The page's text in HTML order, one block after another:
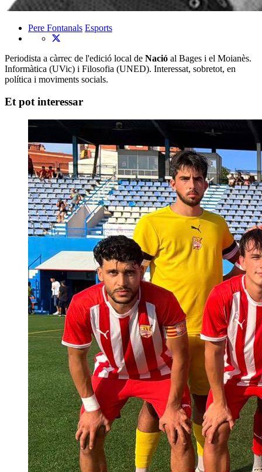
Pere Fontanals Esports
Periodista a càrrec de l'edició local de Nació al Bages i el Moianès.
Informàtica (UVic) i Filosofia (UNED). Interessat, sobretot, en
política i moviments socials.
Et pot interessar